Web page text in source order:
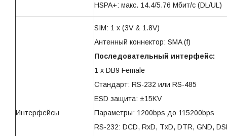
HSPA+: макс. 14.4/5.76 Мбит/с (DL/UL)
Интерфейсы
SIM: 1 x (3V & 1.8V)
Антенный коннектор: SMA (f)
Последовательный интерфейс:
1 x DB9 Female
Стандарт: RS-232 или RS-485
ESD защита: ±15KV
Параметры: 1200bps до 115200bps
RS-232: DCD, RxD, TxD, DTR, GND,